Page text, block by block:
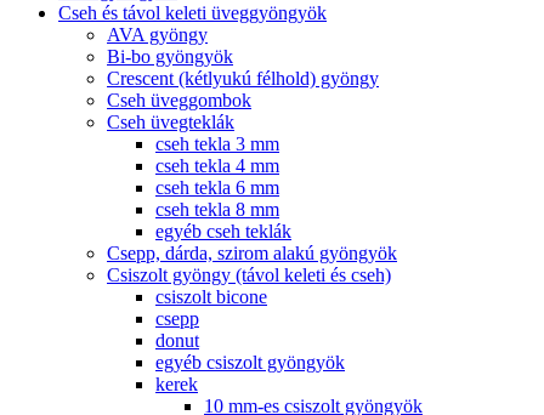
Cseh és távol keleti üveggyöngyök
AVA gyöngy
Bi-bo gyöngyök
Crescent (kétlyukú félhold) gyöngy
Cseh üveggombok
Cseh üvegteklák
cseh tekla 3 mm
cseh tekla 4 mm
cseh tekla 6 mm
cseh tekla 8 mm
egyéb cseh teklák
Csepp, dárda, szirom alakú gyöngyök
Csiszolt gyöngy (távol keleti és cseh)
csiszolt bicone
csepp
donut
egyéb csiszolt gyöngyök
kerek
10 mm-es csiszolt gyöngyök